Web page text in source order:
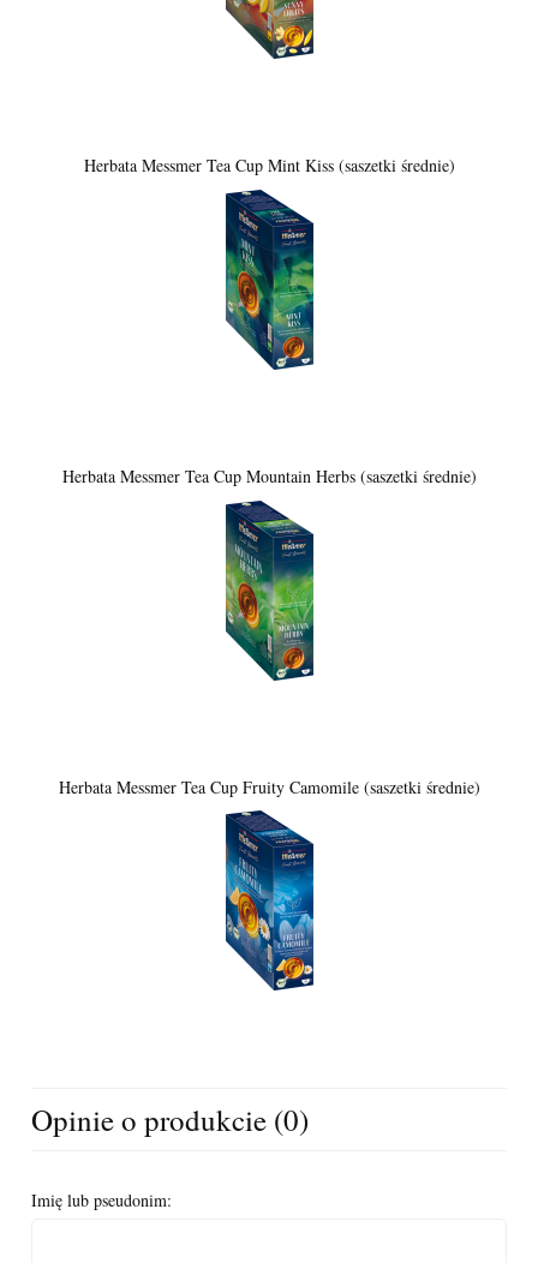
Herbata Messmer Tea Cup Mint Kiss (saszetki średnie)
Herbata Messmer Tea Cup Mountain Herbs (saszetki średnie)
Herbata Messmer Tea Cup Fruity Camomile (saszetki średnie)
Opinie o produkcie (0)
Imię lub pseudonim: